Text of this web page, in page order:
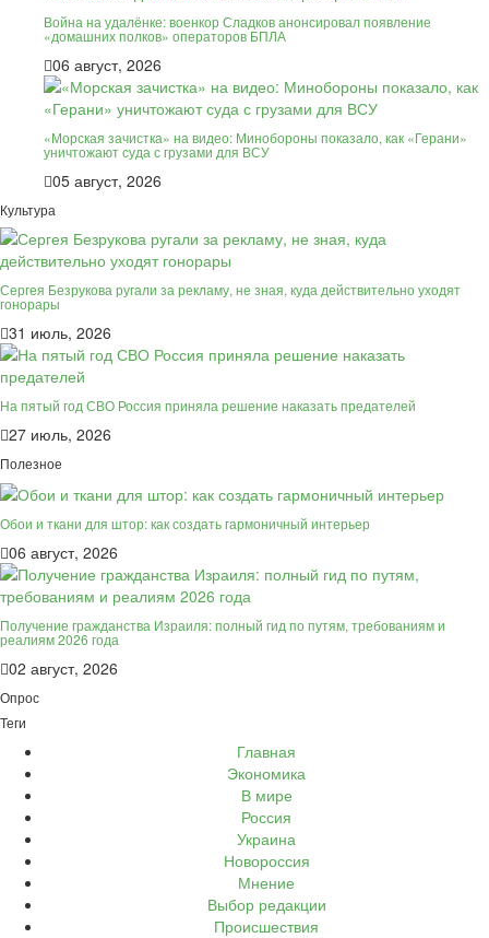
Война на удалёнке: военкор Сладков анонсировал появление
«домашних полков» операторов БПЛА
06 август, 2026
«Морская зачистка» на видео: Минобороны показало, как «Герани»
уничтожают суда с грузами для ВСУ
05 август, 2026
Культура
Сергея Безрукова ругали за рекламу, не зная, куда действительно уходят
гонорары
31 июль, 2026
На пятый год СВО Россия приняла решение наказать предателей
27 июль, 2026
Полезное
Обои и ткани для штор: как создать гармоничный интерьер
06 август, 2026
Получение гражданства Израиля: полный гид по путям, требованиям и
реалиям 2026 года
02 август, 2026
Опрос
Теги
Главная
Экономика
В мире
Россия
Украина
Новороссия
Мнение
Выбор редакции
Происшествия